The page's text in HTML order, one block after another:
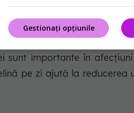
articulațiilor
sunt importante în
pe zi ajută la reducerea
Gestionați opțiunile